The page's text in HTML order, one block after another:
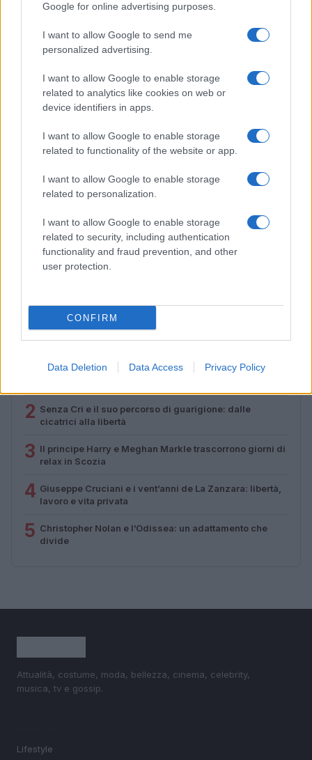
Google for online advertising purposes.
I want to allow Google to send me
personalized advertising.
I want to allow Google to enable storage
related to analytics like cookies on web or
device identifiers in apps.
I want to allow Google to enable storage
related to functionality of the website or app.
I want to allow Google to enable storage
related to personalization.
I want to allow Google to enable storage
related to security, including authentication
functionality and fraud prevention, and other
user protection.
CONFIRM
Data Deletion Data Access Privacy Policy
Tom Holland e Zendaya: la cerimonia privata e il party
blindato nel Regno Unito
Camilla Fiore · 7 Ago 2026
PEOPLE
Come superare l’imbarazzo e fare amicizie genuine
PIÙ LETTI
Sognare una bara è presagio di morte?
2 Senza Cri e il suo percorso di guarigione: dalle
cicatrici alla libertà
3 Il principe Harry e Meghan Markle trascorrono giorni di
relax in Scozia
4 Giuseppe Cruciani e i vent’anni de La Zanzara: libertà,
lavoro e vita privata
5 Christopher Nolan e l’Odissea: un adattamento che
divide
Attualità, costume, moda, bellezza, cinema, celebrity,
musica, tv e gossip.
Lifestyle